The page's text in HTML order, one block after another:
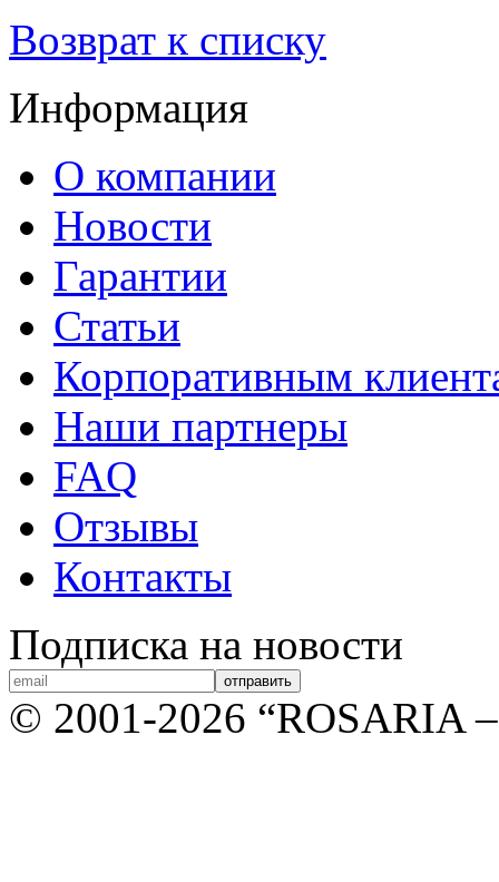
Возврат к списку
Информация
О компании
Новости
Гарантии
Статьи
Корпоративным
Наши партнеры
FAQ
Отзывы
Контакты
Подписка на новости
© 2001-2026 “ROSARIA